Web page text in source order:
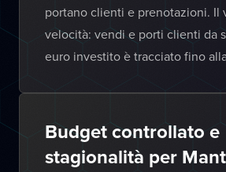
portano clienti e prenotazioni. Il
velocità: vendi e porti clienti da
euro investito è tracciato fino
Budget controllato e
stagionalità per